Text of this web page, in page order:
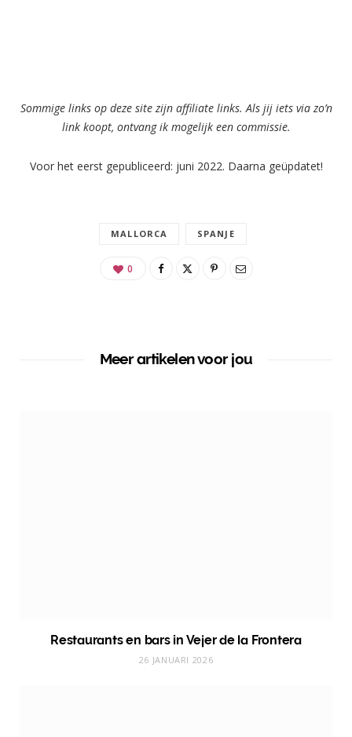
Sommige links op deze site zijn affiliate links. Als jij iets via zo’n
link koopt, ontvang ik mogelijk een commissie.
Voor het eerst gepubliceerd: juni 2022. Daarna geüpdatet!
MALLORCA SPANJE
0
Meer artikelen voor jou
Restaurants en bars in Vejer de la Frontera
26 JANUARI 2026